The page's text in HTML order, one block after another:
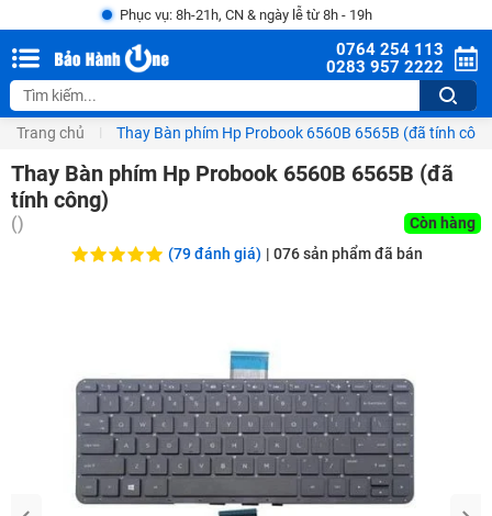
Phục vụ: 8h-21h, CN & ngày lễ từ 8h - 19h
0764 254 113
0283 957 2222
Trang chủ Thay Bàn phím Hp Probook 6560B 6565B (đã tính
Thay Bàn phím Hp Probook 6560B 6565B (đã
tính công)
()
Còn hàng
(79 đánh giá) | 076sản phẩm đã bán